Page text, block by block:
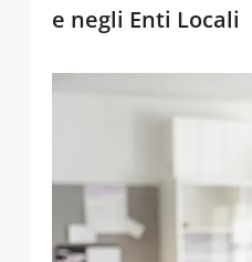
e negli Enti Locali